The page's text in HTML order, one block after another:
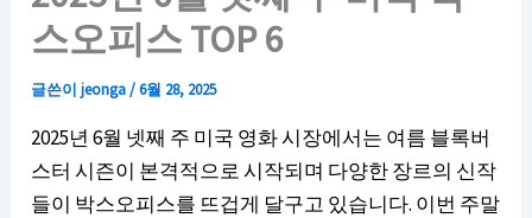
스오피스 TOP 6
글쓴이jeonga/6월 28, 2025
2025년 6월 넷째 주 미국 영화 시장에서는 여름 블록버
스터 시즌이 본격적으로 시작되며 다양한 장르의 신작
들이 박스오피스를 뜨겁게 달구고 있습니다. 이번 주말